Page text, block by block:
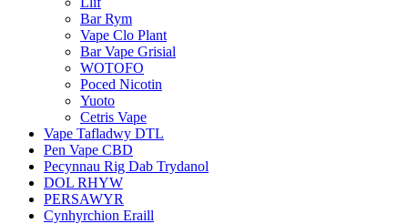
Bar Rym
Vape Clo Plant
Bar Vape Grisial
WOTOFO
Poced Nicotin
Yuoto
Cetris Vape
Vape Tafladwy DTL
Pen Vape CBD
Pecynnau Rig Dab Trydanol
DOL RHYW
PERSAWYR
Cynhyrchion Eraill